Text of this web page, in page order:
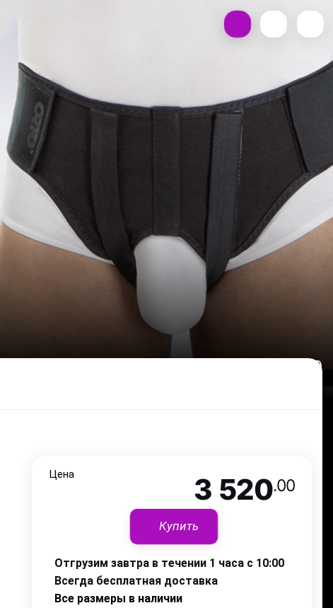
3 520 .00
Цена 3 520.00
Купить
Отгрузим завтра в течении 1 часа с 10:00
Всегда бесплатная доставка
Все размеры в наличии